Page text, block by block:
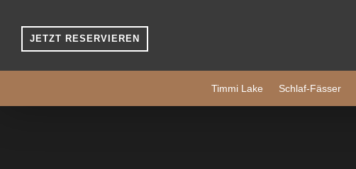
JETZT RESERVIEREN
Timmi Lake Schlaf-Fässer